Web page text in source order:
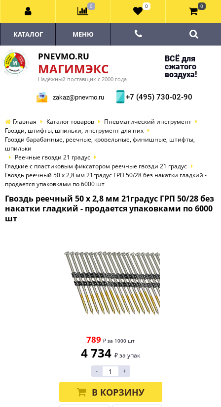
PNEVMO.RU
МАГИМЭКС
Надёжный поставщик с 2000 года
ВСЁ для
сжатого
воздуха!
zakaz@pnevmo.ru +7 (495) 730-02-90
КАТАЛОГ МЕНЮ
Главная Каталог товаров
Пневматический инструмент
Гвозди, штифты, шпильки, инструмент для них
Гвозди барабанные, реечные, кровельные, финишные, штифты,
шпильки
Реечные гвозди 21 градус
Гладкие с пластиковым фиксатором реечные гвозди 21 градус
Гвоздь реечный 50 х 2,8 мм 21градус ГРП 50/28 без накатки гладкий -
продается упаковками по 6000 шт
Гвоздь реечный 50 х 2,8 мм 21градус ГРП 50/28 без
накатки гладкий - продается упаковками по 6000
шт
789 ₽ за 1000 шт
4 734 ₽ за упак
-
+
В КОРЗИНУ
0 0 0